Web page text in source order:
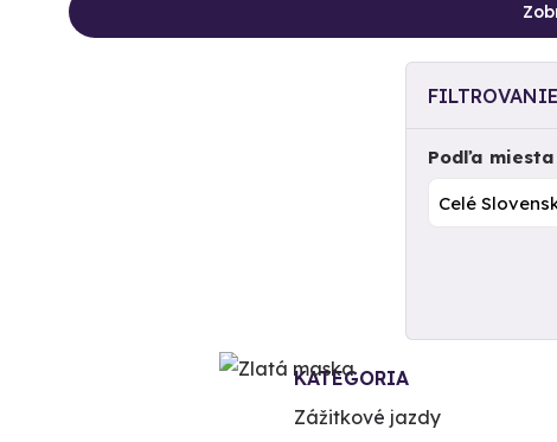
Podľa miesta
KATEGORIA
Zážitkové jazdy